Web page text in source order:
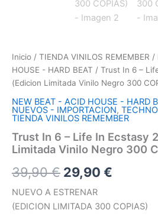
Inicio / TIENDA VINILOS REMEMBER /
HOUSE - HARD BEAT / Trust In 6 –
(Edicion Limitada Vinilo Negro 300
NEW BEAT - ACID HOUSE - HARD
NUEVOS - IMPORTACION,
TIENDA VINILOS REMEMBER
Trust In 6 – Life In Ecstasy
Limitada Vinilo Negro 300
39,90€ El
precio
original
29,90 €
actual
NUEVO A ESTRENAR
(EDICION LIMITADA 300 COPIAS)